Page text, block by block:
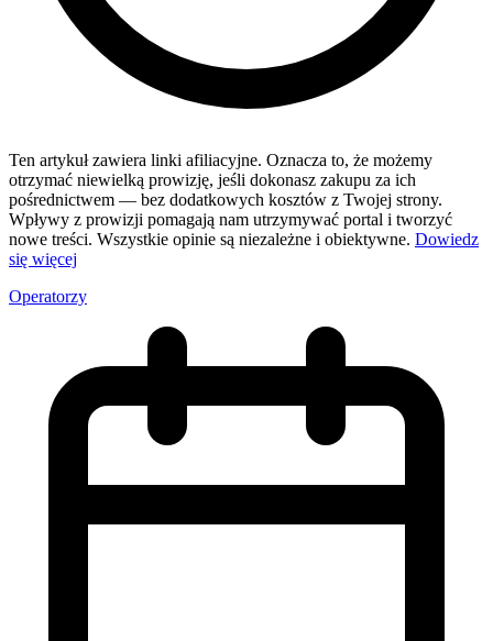
Ten artykuł zawiera linki afiliacyjne. Oznacza to, że możemy
otrzymać niewielką prowizję, jeśli dokonasz zakupu za ich
pośrednictwem — bez dodatkowych kosztów z Twojej strony.
Wpływy z prowizji pomagają nam utrzymywać portal i tworzyć
nowe treści. Wszystkie opinie są niezależne i obiektywne. Dowiedz
się więcej
Operatorzy